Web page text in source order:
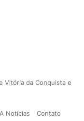
Vitória da Conquista e
Notícias Contato